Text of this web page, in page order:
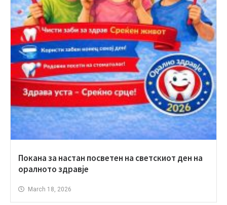
Покана за настан посветен на светскиот ден на
оралното здравје
March 18, 2026